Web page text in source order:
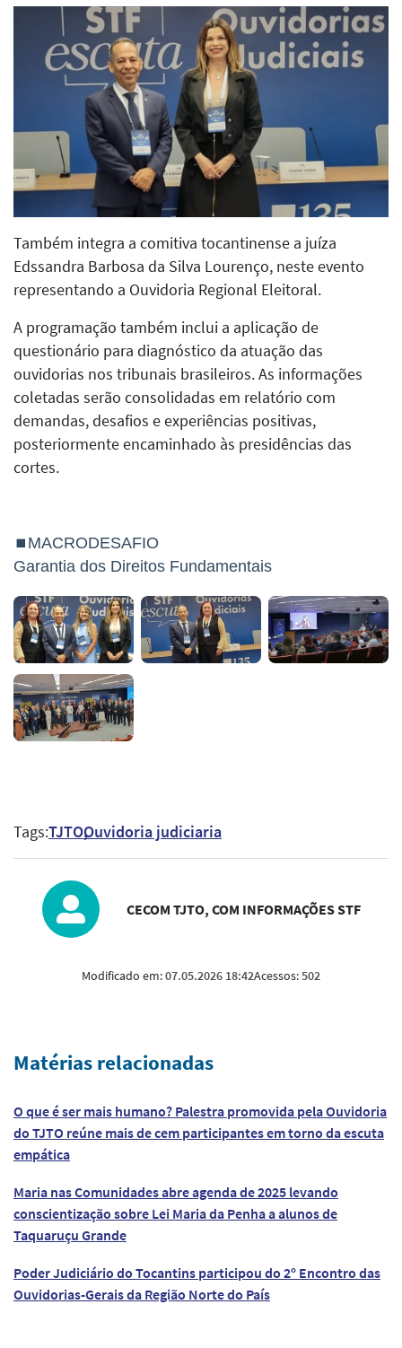
Também integra a comitiva tocantinense a juíza
Edssandra Barbosa da Silva Lourenço, neste evento
representando a Ouvidoria Regional Eleitoral.
A programação também inclui a aplicação de
questionário para diagnóstico da atuação das
ouvidorias nos tribunais brasileiros. As informações
coletadas serão consolidadas em relatório com
demandas, desafios e experiências positivas,
posteriormente encaminhado às presidências das
cortes.
⏹MACRODESAFIO
Garantia dos Direitos Fundamentais
Tags:TJTOOuvidoria judiciaria
CECOM TJTO, COM INFORMAÇÕES STF
Modificado em:07.05.2026 18:42Acessos:502
Matérias relacionadas
O que é ser mais humano? Palestra promovida pela Ouvidoria
do TJTO reúne mais de cem participantes em torno da escuta
empática
Maria nas Comunidades abre agenda de 2025 levando
conscientização sobre Lei Maria da Penha a alunos de
Taquaruçu Grande
Poder Judiciário do Tocantins participou do 2º Encontro das
Ouvidorias-Gerais da Região Norte do País